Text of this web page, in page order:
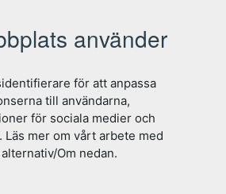
använder
för att anpassa
till användarna,
för sociala medier och
Läs mer om vårt arbete med
Om nedan.
0897
Flaggregler